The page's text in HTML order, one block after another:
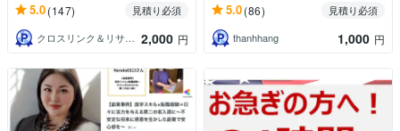
5.0(147)
見積り必須
クロスリンク＆リサーチ 2,000 円
5.0(86)
見積り必須
thanhhang
1,000 円